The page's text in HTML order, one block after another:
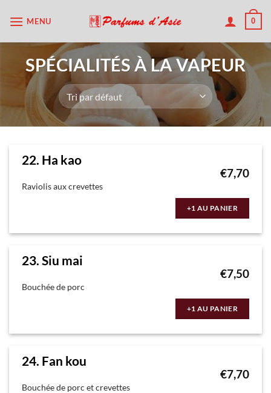
MENU 0
SPÉCIALITÉS À LA VAPEUR
22. Ha kao
€7,70
Raviolis aux crevettes
+1 AU PANIER
23. Siu mai
€7,50
Bouchée de porc
+1 AU PANIER
24. Fan kou
€7,70
Bouchée de porc et crevettes